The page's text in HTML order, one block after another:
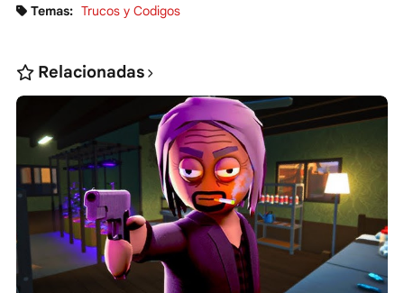
Temas: Trucos y Codigos
Relacionadas